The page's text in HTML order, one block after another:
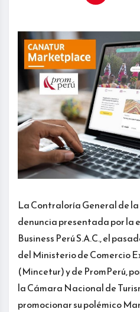
La Contraloría General de
denuncia presentada por la
Business Perú S.A.C., el
del Ministerio de Comercio
(Mincetur) y de PromPerú,
la Cámara Nacional de
promocionar su polémico